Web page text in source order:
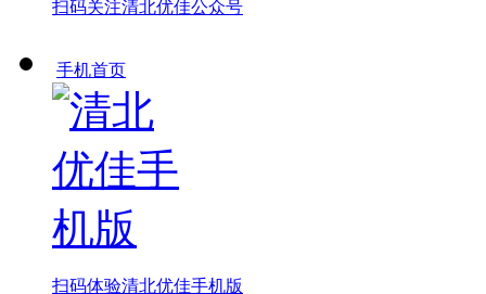
扫码关注清北优佳公众号
手机首页
扫码体验清北优佳手机版